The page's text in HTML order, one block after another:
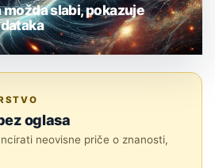
možda slabi, pokazuje
oglasa
neovisne priče o znanosti,